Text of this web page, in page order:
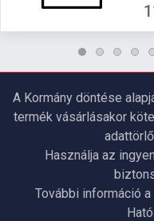
A Kormány döntése
termék vásárlásakor
Használja az
További információ